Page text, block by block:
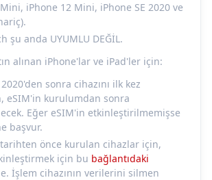
iPhone 12 Mini, iPhone SE 2020 ve
şu anda UYUMLU DEĞİL.
alınan iPhone'lar ve iPad'ler için:
sonra cihazını ilk kez
eSIM'in kurulumdan sonra
Eğer eSIM'in etkinleştirilmemişse
başvur.
tarihten önce kurulan cihazlar için,
için bu bağlantıdaki
İşlem cihazının verilerini silmen